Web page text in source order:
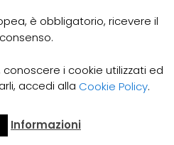
delle acque fognarie. Lo
un’operazione essenziale
allagamenti, cattivi odori e
viene effettuato mediante
pompe e attrezzature
Il Mio
è obbligatorio, ricevere il
i cookie utilizzati ed
accedi alla Cookie Policy.
Informazioni